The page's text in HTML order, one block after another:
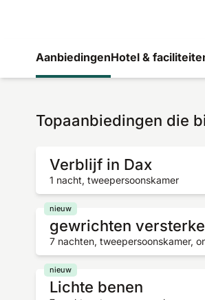
AanbiedingenHotel &
Topaanbiedingen die
Verblijf in Dax
1 nacht, tweepersoonskamer
gewrichten
7 nachten, tweepersoonskamer,
nieuw
Lichte benen
nieuw